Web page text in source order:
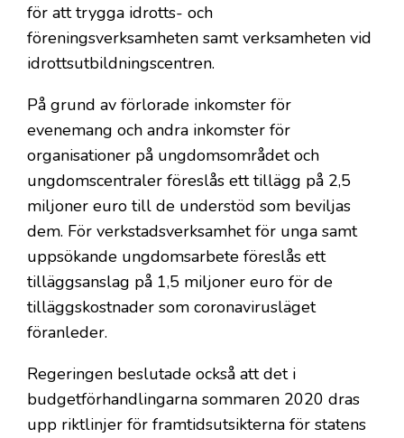
för att trygga idrotts- och
föreningsverksamheten samt verksamheten vid
idrottsutbildningscentren.
På grund av förlorade inkomster för
evenemang och andra inkomster för
organisationer på ungdomsområdet och
ungdomscentraler föreslås ett tillägg på 2,5
miljoner euro till de understöd som beviljas
dem. För verkstadsverksamhet för unga samt
uppsökande ungdomsarbete föreslås ett
tilläggsanslag på 1,5 miljoner euro för de
tilläggskostnader som coronavirusläget
föranleder.
Regeringen beslutade också att det i
budgetförhandlingarna sommaren 2020 dras
upp riktlinjer för framtidsutsikterna för statens